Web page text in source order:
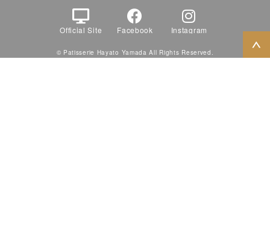
Official Site Facebook Instagram
© Patisserie Hayato Yamada All Rights Reserved.